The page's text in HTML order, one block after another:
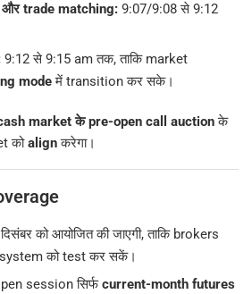
trade matching:9:07/9:08 से 9:12
9:12 से 9:15 am तक, ताकि market
modeमें transition कर सके।
market के pre-open call auctionके
कोalignकरेगा।
को आयोजित की जाएगी, ताकि brokers
को test कर सकें।
session सिर्फcurrent-month futures